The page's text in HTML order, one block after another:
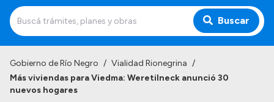
Buscar
Institucional
Gobierno de Río Negro / Vialidad Rionegrina /
Más viviendas para Viedma: Weretilneck anunció 30
nuevos hogares